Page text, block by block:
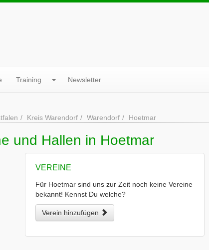
Training Newsletter
Kreis Warendorf Warendorf Hoetmar
und Hallen in Hoetmar
VEREINE
Für Hoetmar sind uns zur Zeit noch keine Vereine
bekannt! Kennst Du welche?
Verein hinzufügen